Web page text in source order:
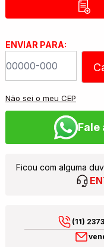
ENVIAR PARA:
Não sei o meu CEP
Fale
Ficou com alguma
(11)